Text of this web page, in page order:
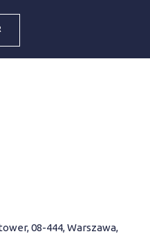
08-444, Warszawa,